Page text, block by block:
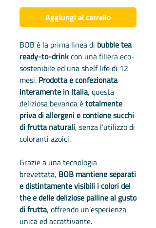
Aggiungi al carrello
BOB è la prima linea di bubble tea
ready-to-drinkcon una filiera eco-
sostenibile ed una shelf life di 12
mesi. Prodotta e confezionata
interamente in Italia, questa
deliziosa bevanda ètotalmente
priva di allergeni e contiene succhi
di frutta naturali, senza l’utilizzo di
coloranti azoici.
Grazie a una tecnologia
brevettata, BOB mantiene separati
e distintamente visibili i colori del
the e delle deliziose palline al gusto
di frutta, offrendo un’esperienza
unica ed accattivante.